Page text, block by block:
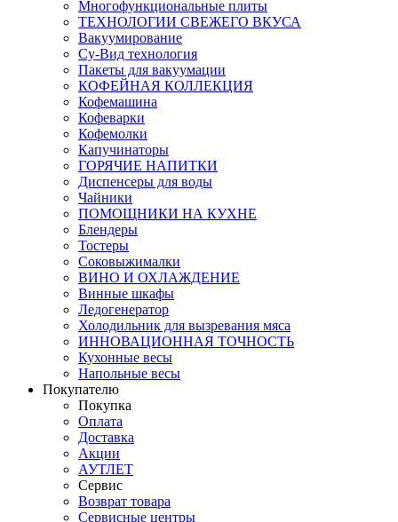
Многофункциональные плиты
ТЕХНОЛОГИИ СВЕЖЕГО ВКУСА
Вакуумирование
Су-Вид технология
Пакеты для вакуумации
КОФЕЙНАЯ КОЛЛЕКЦИЯ
Кофемашина
Кофеварки
Кофемолки
Капучинаторы
ГОРЯЧИЕ НАПИТКИ
Диспенсеры для воды
Чайники
ПОМОЩНИКИ НА КУХНЕ
Блендеры
Тостеры
Соковыжималки
ВИНО И ОХЛАЖДЕНИЕ
Винные шкафы
Ледогенератор
Холодильник для вызревания мяса
ИННОВАЦИОННАЯ ТОЧНОСТЬ
Кухонные весы
Напольные весы
Покупателю
Покупка
Оплата
Доставка
Акции
АУТЛЕТ
Сервис
Возврат товара
Сервисные центры